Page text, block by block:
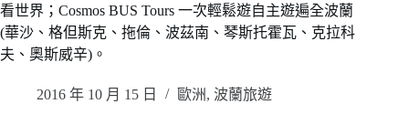
看世界；Cosmos BUS Tours 一次輕鬆遊自主遊遍全波蘭
(華沙、格但斯克、拖倫、波茲南、琴斯托霍瓦、克拉科
夫、奧斯威辛)。
2016 年 10 月 15 日 歐洲, 波蘭旅遊